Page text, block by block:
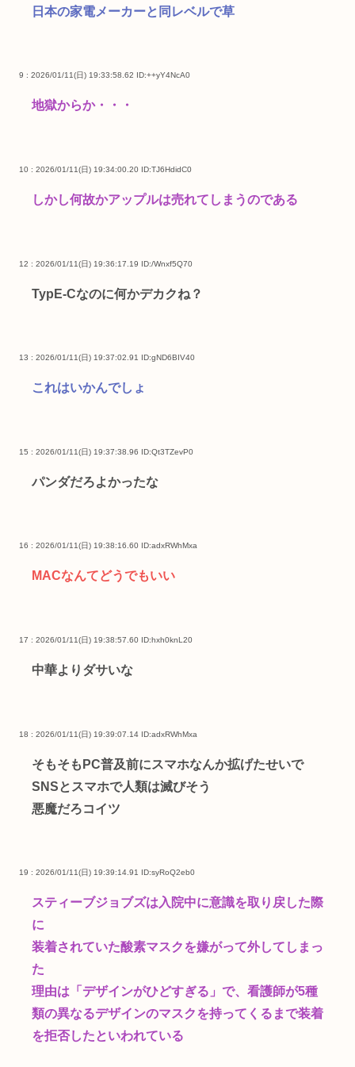
日本の家電メーカーと同レベルで草
9 : 2026/01/11(日) 19:33:58.62 ID:++yY4NcA0
地獄からか・・・
10 : 2026/01/11(日) 19:34:00.20 ID:TJ6HdidC0
しかし何故かアップルは売れてしまうのである
12 : 2026/01/11(日) 19:36:17.19 ID:/Wnxf5Q70
TypE-Cなのに何かデカクね？
13 : 2026/01/11(日) 19:37:02.91 ID:gND6BIV40
これはいかんでしょ
15 : 2026/01/11(日) 19:37:38.96 ID:Qt3TZevP0
パンダだろよかったな
16 : 2026/01/11(日) 19:38:16.60 ID:adxRWhMxa
MACなんてどうでもいい
17 : 2026/01/11(日) 19:38:57.60 ID:hxh0knL20
中華よりダサいな
18 : 2026/01/11(日) 19:39:07.14 ID:adxRWhMxa
そもそもPC普及前にスマホなんか拡げたせいで
SNSとスマホで人類は滅びそう
悪魔だろコイツ
19 : 2026/01/11(日) 19:39:14.91 ID:syRoQ2eb0
スティーブジョブズは入院中に意識を取り戻した際
に
装着されていた酸素マスクを嫌がって外してしまっ
た
理由は「デザインがひどすぎる」で、看護師が5種
類の異なるデザインのマスクを持ってくるまで装着
を拒否したといわれている